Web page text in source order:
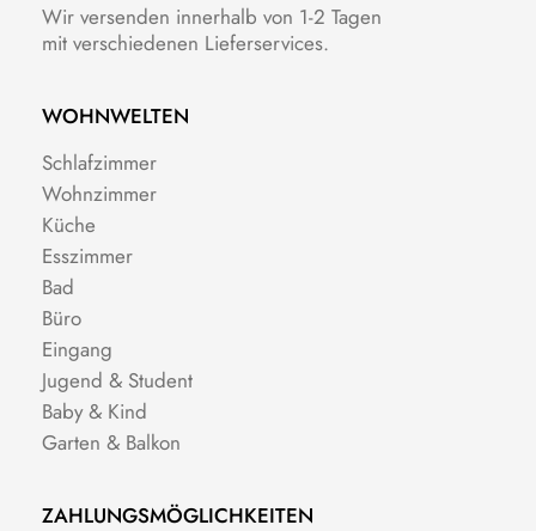
Wir versenden innerhalb von 1-2 Tagen
mit verschiedenen Lieferservices.
WOHNWELTEN
Schlafzimmer
Wohnzimmer
Küche
Esszimmer
Bad
Büro
Eingang
Jugend & Student
Baby & Kind
Garten & Balkon
ZAHLUNGSMÖGLICHKEITEN